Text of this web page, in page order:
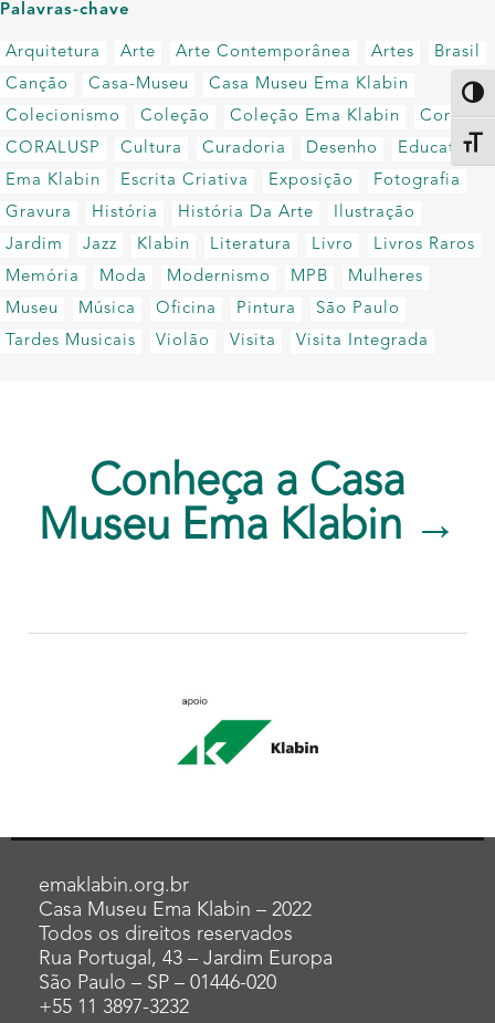
Palavras-chave
Arquitetura Arte Arte Contemporânea Artes
Brasil
Canção
Casa-Museu
Casa Museu Ema Klabin
Colecionismo
Coleção Coleção Ema Klabin
Coral
CORALUSP
Cultura Curadoria Desenho
Educativo
Ema Klabin
Escrita Criativa Exposição
Fotografia
Gravura
História História Da Arte
Ilustração
Jardim
Jazz Klabin Literatura Livro
Livros Raros
Memória
Moda Modernismo MPB
Mulheres
Museu
Música Oficina Pintura
São Paulo
Tardes Musicais
Violão Visita Visita Integrada
Conheça a Casa
Museu Ema Klabin →
emaklabin.org.br
Casa Museu Ema Klabin – 2022
Todos os direitos reservados
Rua Portugal, 43 – Jardim Europa
São Paulo – SP – 01446-020
+55 11 3897-3232